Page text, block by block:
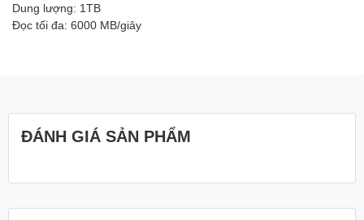
Dung lượng: 1TB
Đọc tối đa: 6000 MB/giây
ĐÁNH GIÁ SẢN PHẨM